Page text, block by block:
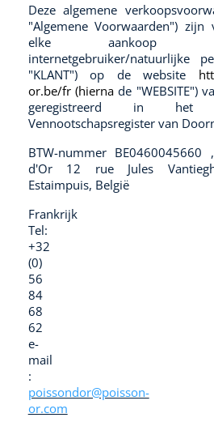
Deze algemene
"Algemene Voorwaarden") zijn
elke aankoop
internetgebruiker/natuurlijke
"KLANT") op de website
or.be/fr (hierna de "WEBSITE")
geregistreerd in het
Vennootschapsregister van
BTW-nummer BE0460045660
d'Or 12 rue Jules
Estaimpuis, België
Frankrijk
Tel:
+32
(0)
56
84
68
62
e-
mail
:
poissondor@poisson-
or.com